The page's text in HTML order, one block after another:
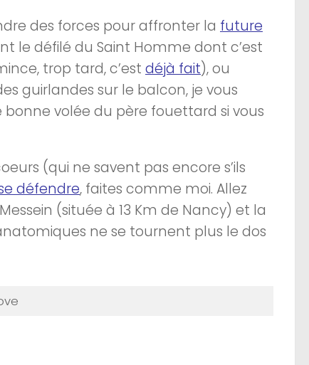
des forces pour affronter la future
le défilé du Saint Homme dont c’est
trop tard, c’est déjà fait), ou
guirlandes sur le balcon, je vous
bonne volée du père fouettard si vous
(qui ne savent pas encore s’ils
défendre, faites comme moi. Allez
(située à 13 Km de Nancy) et la
ne se tournent plus le dos